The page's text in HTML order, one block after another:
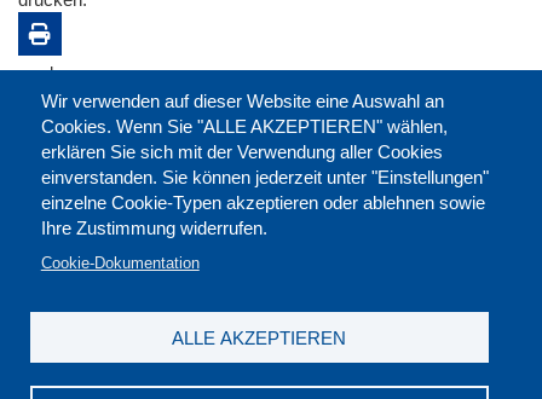
Wir verwenden auf dieser Website eine Auswahl an
Cookies. Wenn Sie "ALLE AKZEPTIEREN" wählen,
erklären Sie sich mit der Verwendung aller Cookies
einverstanden. Sie können jederzeit unter "Einstellungen"
einzelne Cookie-Typen akzeptieren oder ablehnen sowie
Ihre Zustimmung widerrufen.
Cookie-Dokumentation
ALLE AKZEPTIEREN
merken: